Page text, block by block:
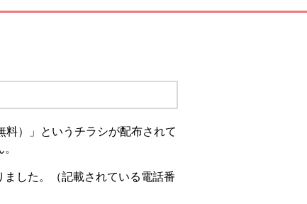
）」というチラシが配布されて
した。（記載されている電話番